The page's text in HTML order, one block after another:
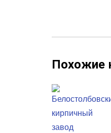
Похожие